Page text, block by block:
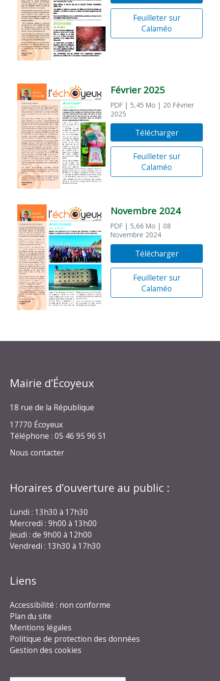
Feuilleter sur
Calaméo
Février 2025
PDF | 5,45 Mo | 20 Février
2025
Télécharger
Feuilleter sur
Calaméo
Novembre 2024
PDF | 5,66 Mo | 08
Novembre 2024
Télécharger
Feuilleter sur
Calaméo
Mairie d’Écoyeux
18 rue de la République
17770 Écoyeux
Téléphone : 05 46 95 96 51
Nous contacter
Horaires d’ouverture au public :
Lundi : 13h30 à 17h30
Mercredi : 9h00 à 13h00
Jeudi : de 9h00 à 12h00
Vendredi : 13h30 à 17h30
Liens
Accessibilité : non conforme
Plan du site
Mentions légales
Politique de protection des données
Gestion des cookies